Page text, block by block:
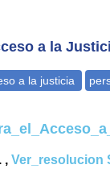
a la
,Ver_resolucion